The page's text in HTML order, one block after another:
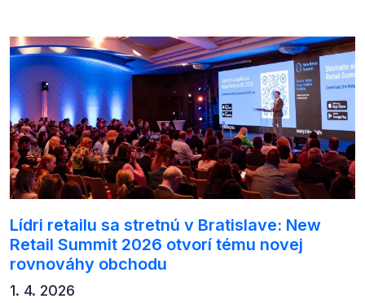
automatizaci, leadership i budoucnost role CFO.
Lídri retailu sa stretnú v Bratislave: New
Retail Summit 2026 otvorí tému novej
rovnováhy obchodu
1. 4. 2026